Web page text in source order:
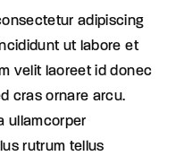
adipiscing
ut labore et
velit laoreet id donec
cras ornare arcu.
ullamcorper
rutrum tellus